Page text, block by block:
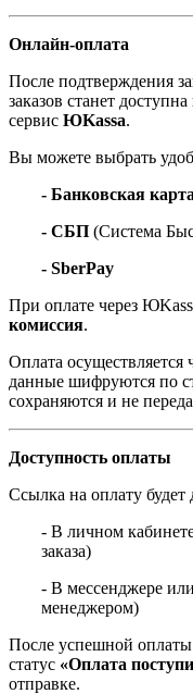
Онлайн-оплата
После подтверждения
заказов станет
сервис ЮKassa.
Вы можете выбрать
- Банковская карта
- СБП (Система
- SberPay
При оплате через
комиссия.
Оплата
данные шифруются по
сохраняются и не
Доступность оплаты
Ссылка на оплату будет
- В личном
заказа)
- В мессенджере
менеджером)
После успешной оплаты
статус «Оплата
отправке.